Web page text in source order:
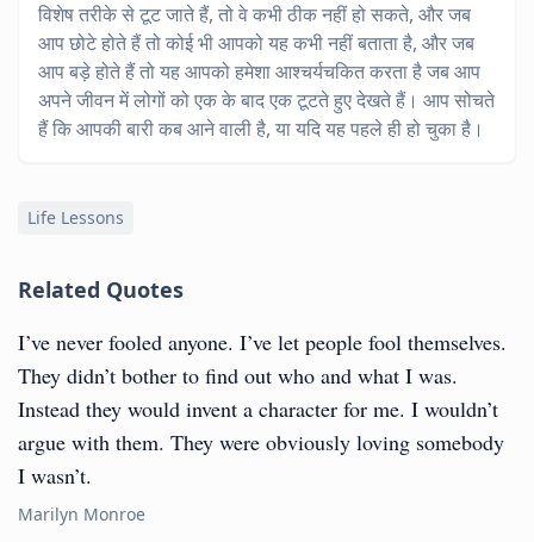
विशेष तरीके से टूट जाते हैं, तो वे कभी ठीक नहीं हो सकते, और जब
आप छोटे होते हैं तो कोई भी आपको यह कभी नहीं बताता है, और जब
आप बड़े होते हैं तो यह आपको हमेशा आश्चर्यचकित करता है जब आप
अपने जीवन में लोगों को एक के बाद एक टूटते हुए देखते हैं। आप सोचते
हैं कि आपकी बारी कब आने वाली है, या यदि यह पहले ही हो चुका है।
Life Lessons
Related Quotes
I’ve never fooled anyone. I’ve let people fool themselves.
They didn’t bother to find out who and what I was.
Instead they would invent a character for me. I wouldn’t
argue with them. They were obviously loving somebody
I wasn’t.
Marilyn Monroe